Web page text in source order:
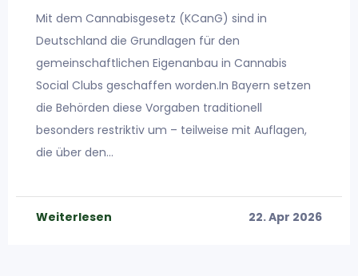
Mit dem Cannabisgesetz (KCanG) sind in
Deutschland die Grundlagen für den
gemeinschaftlichen Eigenanbau in Cannabis
Social Clubs geschaffen worden.In Bayern setzen
die Behörden diese Vorgaben traditionell
besonders restriktiv um – teilweise mit Auflagen,
die über den…
Weiterlesen 22. Apr 2026